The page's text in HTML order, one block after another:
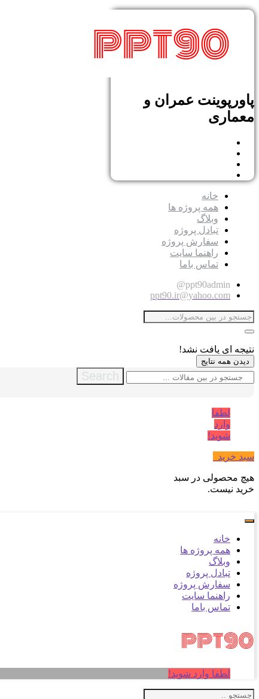
پاورپوینت عمران و
معماری
خانه
همه پروژه ها
وبلاگ
تبادل پروژه
سفارش پروژه
راهنما سایت
تماس باما
ppt90admin@
ppt90.ir@yahoo.com
نتیجه ای یافت نشد!
دیدن همه نتایج
Search
لطفا
وارد
شوید!
سبد خرید
هیچ محصولی در سبد
خرید نیست.
خانه
همه پروژه ها
وبلاگ
تبادل پروژه
سفارش پروژه
راهنما سایت
تماس باما
لطفا وارد شوید!